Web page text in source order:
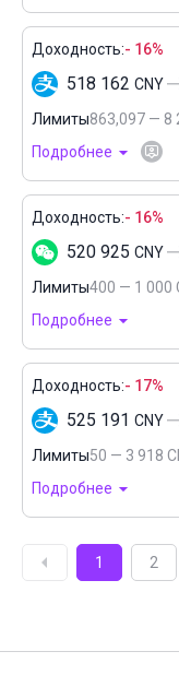
Доходность:- 16%
518 162 CNY
Лимиты863,097 — 8
Подробнее
Доходность:- 16%
520 925 CNY
Лимиты400 — 1 000
Подробнее
Доходность:- 17%
525 191 CNY
Лимиты50 — 3 918
Подробнее
1 2